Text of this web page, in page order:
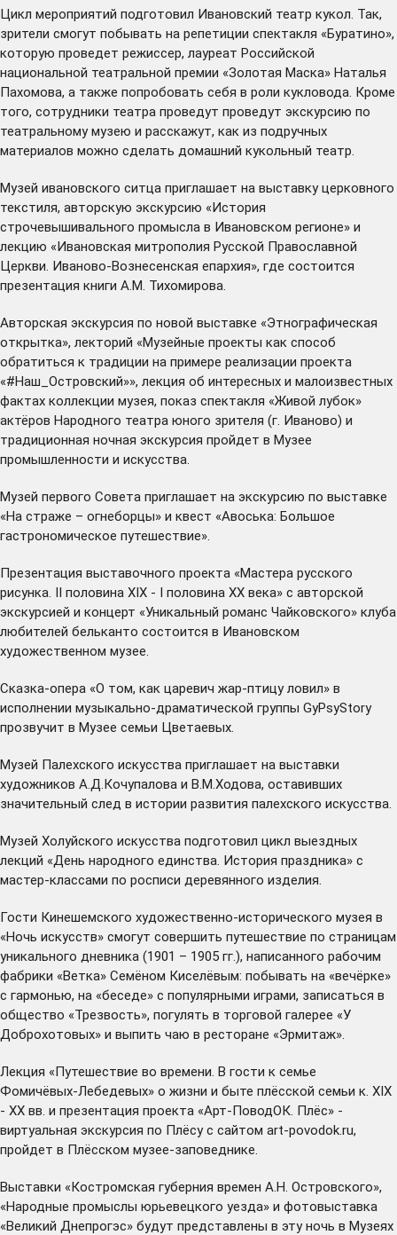
Цикл мероприятий подготовил Ивановский театр кукол. Так,
зрители смогут побывать на репетиции спектакля «Буратино»,
которую проведет режиссер, лауреат Российской
национальной театральной премии «Золотая Маска» Наталья
Пахомова, а также попробовать себя в роли кукловода. Кроме
того, сотрудники театра проведут проведут экскурсию по
театральному музею и расскажут, как из подручных
материалов можно сделать домашний кукольный театр.
Музей ивановского ситца приглашает на выставку церковного
текстиля, авторскую экскурсию «История
строчевышивального промысла в Ивановском регионе» и
лекцию «Ивановская митрополия Русской Православной
Церкви. Иваново-Вознесенская епархия», где состоится
презентация книги А.М. Тихомирова.
Авторская экскурсия по новой выставке «Этнографическая
открытка», лекторий «Музейные проекты как способ
обратиться к традиции на примере реализации проекта
«#Наш_Островский»», лекция об интересных и малоизвестных
фактах коллекции музея, показ спектакля «Живой лубок»
актёров Народного театра юного зрителя (г. Иваново) и
традиционная ночная экскурсия пройдет в Музее
промышленности и искусства.
Музей первого Совета приглашает на экскурсию по выставке
«На страже – огнеборцы» и квест «Авоська: Большое
гастрономическое путешествие».
Презентация выставочного проекта «Мастера русского
рисунка. II половина XIX - I половина XX века» с авторской
экскурсией и концерт «Уникальный романс Чайковского» клуба
любителей бельканто состоится в Ивановском
художественном музее.
Сказка-опера «О том, как царевич жар-птицу ловил» в
исполнении музыкально-драматической группы GyPsyStory
прозвучит в Музее семьи Цветаевых.
Музей Палехского искусства приглашает на выставки
художников А.Д.Кочупалова и В.М.Ходова, оставивших
значительный след в истории развития палехского искусства.
Музей Холуйского искусства подготовил цикл выездных
лекций «День народного единства. История праздника» с
мастер-классами по росписи деревянного изделия.
Гости Кинешемского художественно-исторического музея в
«Ночь искусств» смогут совершить путешествие по страницам
уникального дневника (1901 – 1905 гг.), написанного рабочим
фабрики «Ветка» Семёном Киселёвым: побывать на «вечёрке»
с гармонью, на «беседе» с популярными играми, записаться в
общество «Трезвость», погулять в торговой галерее «У
Доброхотовых» и выпить чаю в ресторане «Эрмитаж».
Лекция «Путешествие во времени. В гости к семье
Фомичёвых-Лебедевых» о жизни и быте плёсской семьи к. XIX
- XX вв. и презентация проекта «Арт-ПоводОК. Плёс» -
виртуальная экскурсия по Плёсу с сайтом art-povodok.ru,
пройдет в Плёсском музее-заповеднике.
Выставки «Костромская губерния времен А.Н. Островского»,
«Народные промыслы юрьевецкого уезда» и фотовыставка
«Великий Днепрогэс» будут представлены в эту ночь в Музеях